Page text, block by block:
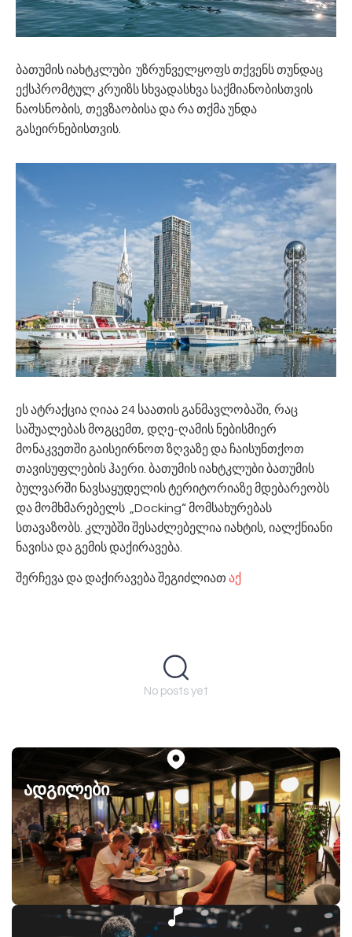
ბათუმის იახტკლუბი უზრუნველყოფს თქვენს თუნდაც
ექსპრომტულ კრუიზს სხვადასხვა საქმიანობისთვის
ნაოსნობის, თევზაობისა და რა თქმა უნდა
გასეირნებისთვის.
ეს ატრაქცია ღიაა 24 საათის განმავლობაში, რაც
საშუალებას მოგცემთ, დღე-ღამის ნებისმიერ
მონაკვეთში გაისეირნოთ ზღვაზე და ჩაისუნთქოთ
თავისუფლების ჰაერი. ბათუმის იახტკლუბი ბათუმის
ბულვარში ნავსაყუდელის ტერიტორიაზე მდებარეობს
და მომხმარებელს „Docking“ მომსახურებას
სთავაზობს. კლუბში შესაძლებელია იახტის, იალქნიანი
ნავისა და გემის დაქირავება.
შერჩევა და დაქირავება შეგიძლიათ აქ
No posts yet
ადგილები